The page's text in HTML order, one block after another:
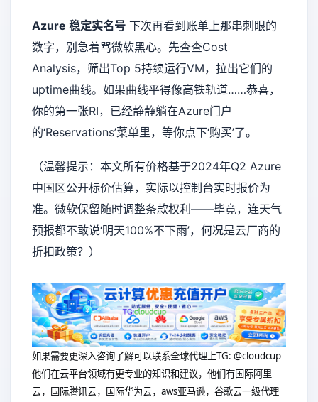
Azure 稳定实名号 下次再看到账单上那串刺眼的
数字，别急着骂微软黑心。先查查Cost
Analysis，筛出Top 5持续运行VM，拉出它们的
uptime曲线。如果曲线平得像高铁轨道……恭喜，
你的第一张RI，已经静静躺在Azure门户
的‘Reservations’菜单里，等你点下‘购买’了。
（温馨提示：本文所有价格基于2024年Q2 Azure
中国区公开标价估算，实际以控制台实时报价为
准。微软保留随时调整条款权利——毕竟，连天气
预报都不敢说‘明天100%不下雨’，何况是云厂商的
折扣政策？）
如果需要更深入咨询了解可以联系全球代理上TG: @cloudcup
他们在云平台领域有更专业的知识和建议，他们有国际阿里
云，国际腾讯云，国际华为云，aws亚马逊，谷歌云一级代理